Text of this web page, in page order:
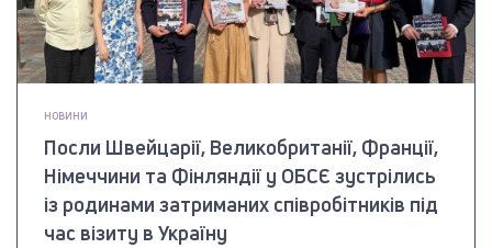
НОВИНИ
Посли Швейцарії, Великобританії, Франції,
Німеччини та Фінляндії у ОБСЄ зустрілись
із родинами затриманих співробітників під
час візиту в Україну